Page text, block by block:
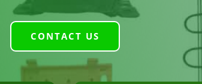
CONTACT US